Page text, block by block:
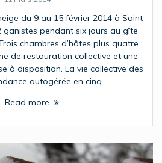
du 9 au 15 février 2014 à Saint
ganistes pendant six jours au gîte
chambres d’hôtes plus quatre
de restauration collective et une
à disposition. La vie collective des
autogérée en cinq…
Read more